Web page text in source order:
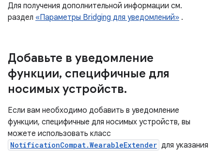
Для получения дополнительной информации см.
раздел «Параметры Bridging для уведомлений» .
Добавьте в уведомление
функции, специфичные для
носимых устройств.
Если вам необходимо добавить в уведомление
функции, специфичные для носимых устройств, вы
можете использовать класс
NotificationCompat.WearableExtender для указания